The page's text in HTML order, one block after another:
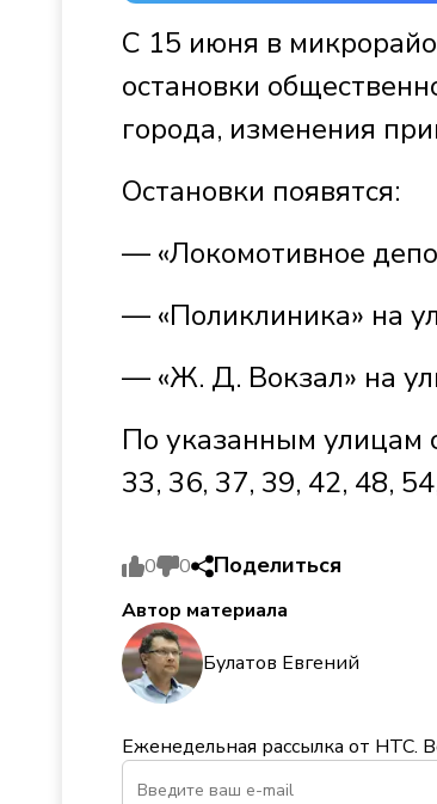
С 15 июня в
остановки
города, изменения
Остановки появятся:
— «Локомотивное
— «Поликлиника» на
— «Ж. Д. Вокзал» на
По указанным улицам
33, 36, 37, 39, 42, 48,
0 0 Поделиться
Автор материала
Булатов Евгений
Еженедельная рассылка от НТС.